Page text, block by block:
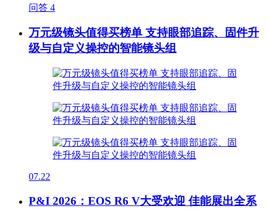
问答 4
万元级镜头值得买榜单 支持眼部追踪、固件升
级与自定义操控的智能镜头组
07.22
P&I 2026：EOS R6 V大受欢迎 佳能展出全系